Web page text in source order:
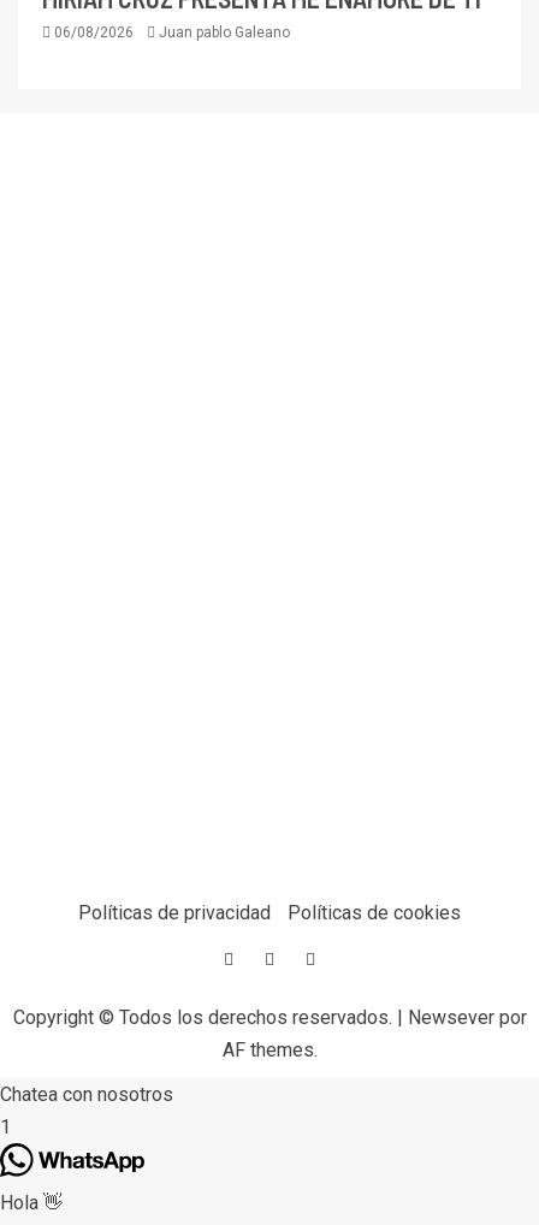
06/08/2026 Juan pablo Galeano
Políticas de privacidad Políticas de cookies
Copyright © Todos los derechos reservados. Newseverpor
AF themes.
Chatea con nosotros
1
Hola 👋